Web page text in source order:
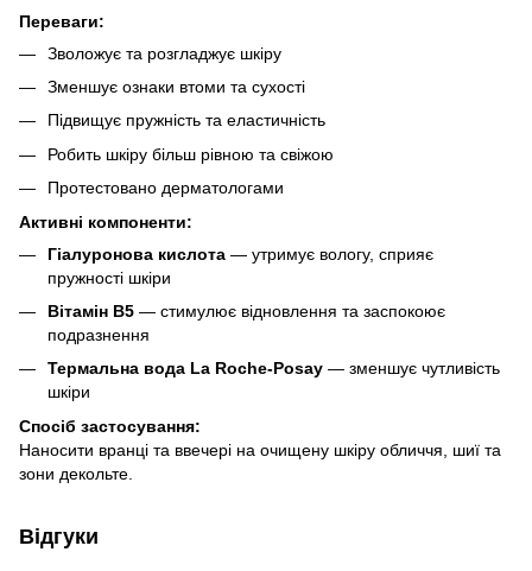
Переваги:
Зволожує та розгладжує шкіру
Зменшує ознаки втоми та сухості
Підвищує пружність та еластичність
Робить шкіру більш рівною та свіжою
Протестовано дерматологами
Активні компоненти:
Гіалуронова кислота — утримує вологу, сприяє
пружності шкіри
Вітамін B5 — стимулює відновлення та заспокоює
подразнення
Термальна вода La Roche-Posay — зменшує чутливість
шкіри
Спосіб застосування:
Наносити вранці та ввечері на очищену шкіру обличчя, шиї та
зони декольте.
Відгуки
🌹